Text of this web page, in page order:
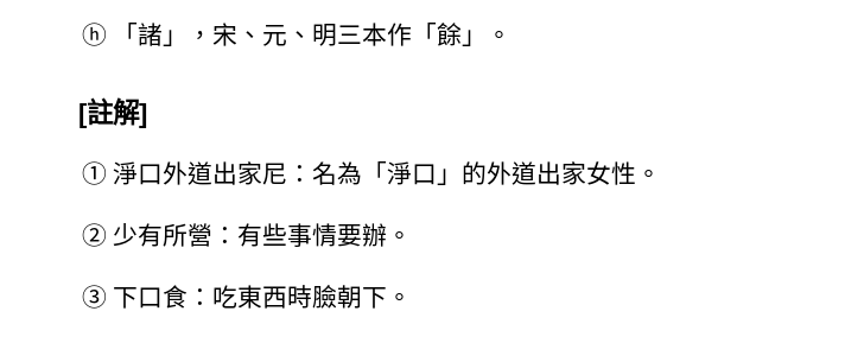
ⓗ 「諸」，宋、元、明三本作「餘」。
[註解]
① 淨口外道出家尼：名為「淨口」的外道出家女性。
② 少有所營：有些事情要辦。
③ 下口食：吃東西時臉朝下。